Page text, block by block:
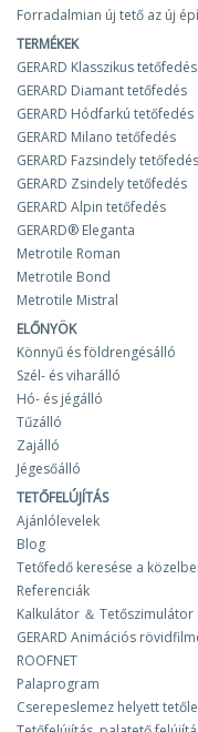
Forradalmian új tető az új
TERMÉKEK
GERARD Klasszikus tetőfedés
GERARD Diamant tetőfedés
GERARD Hódfarkú tetőfedés
GERARD Milano tetőfedés
GERARD Fazsindely tetőfedés
GERARD Zsindely tetőfedés
GERARD Alpin tetőfedés
GERARD® Eleganta
Metrotile Roman
Metrotile Bond
Metrotile Mistral
ELŐNYÖK
Könnyű és földrengésálló
Szél- és viharálló
Hó- és jégálló
Tűzálló
Zajálló
Jégesőálló
TETŐFELÚJÍTÁS
Ajánlólevelek
Blog
Tetőfedő keresése a
Referenciák
Kalkulátor ＆
GERARD Animációs
ROOFNET
Palaprogram
Cserepeslemez helyett